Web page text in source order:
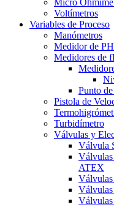
Micro
Voltímetros
Variables de Proceso
Manómetros
Medidor de PH
Medidores de
Punto
Pistola de
Turbidímetro
Válvulas y
Válvula
Válvulas
ATEX
Válvulas
Válvulas
Válvulas